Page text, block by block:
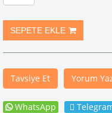
Tavsiye Et Yorum
WhatsApp